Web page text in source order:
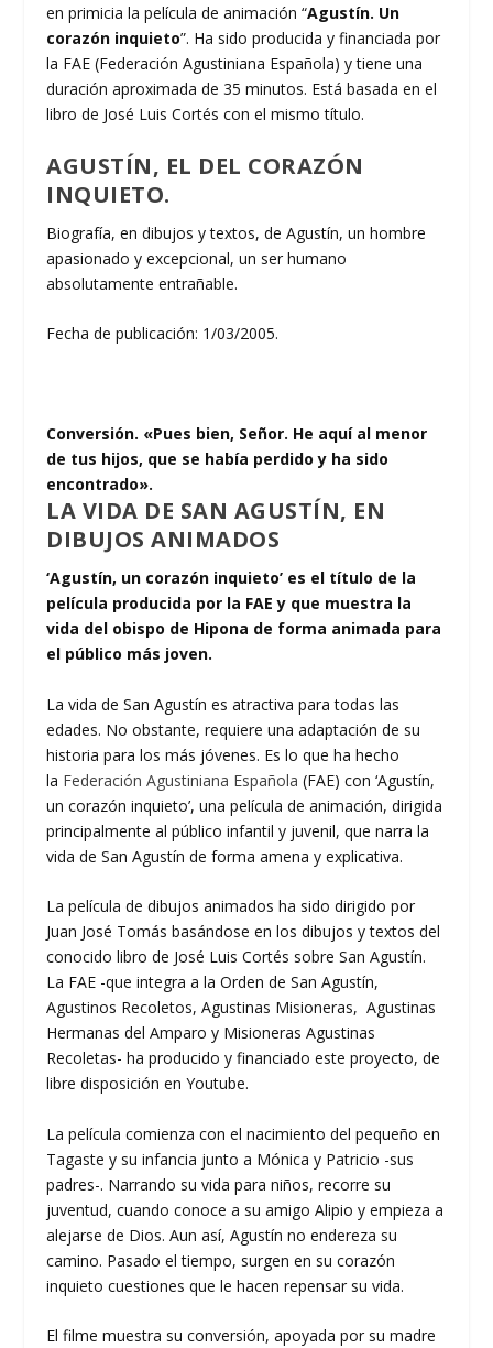
en primicia la película de animación “Agustín. Un
corazón inquieto”. Ha sido producida y financiada por
la FAE (Federación Agustiniana Española) y tiene una
duración aproximada de 35 minutos. Está basada en el
libro de José Luis Cortés con el mismo título.
AGUSTÍN, EL DEL CORAZÓN
INQUIETO.
Biografía, en dibujos y textos, de Agustín, un hombre
apasionado y excepcional, un ser humano
absolutamente entrañable.
Fecha de publicación: 1/03/2005.
Conversión. «Pues bien, Señor. He aquí al menor
de tus hijos, que se había perdido y ha sido
encontrado».
LA VIDA DE SAN AGUSTÍN, EN
DIBUJOS ANIMADOS
‘Agustín, un corazón inquieto’ es el título de la
película producida por la FAE y que muestra la
vida del obispo de Hipona de forma animada para
el público más joven.
La vida de San Agustín es atractiva para todas las
edades. No obstante, requiere una adaptación de su
historia para los más jóvenes. Es lo que ha hecho
la Federación Agustiniana Española (FAE) con ‘Agustín,
un corazón inquieto’, una película de animación, dirigida
principalmente al público infantil y juvenil, que narra la
vida de San Agustín de forma amena y explicativa.
La película de dibujos animados ha sido dirigido por
Juan José Tomás basándose en los dibujos y textos del
conocido libro de José Luis Cortés sobre San Agustín.
La FAE -que integra a la Orden de San Agustín,
Agustinos Recoletos, Agustinas Misioneras, Agustinas
Hermanas del Amparo y Misioneras Agustinas
Recoletas- ha producido y financiado este proyecto, de
libre disposición en Youtube.
La película comienza con el nacimiento del pequeño en
Tagaste y su infancia junto a Mónica y Patricio -sus
padres-. Narrando su vida para niños, recorre su
juventud, cuando conoce a su amigo Alipio y empieza a
alejarse de Dios. Aun así, Agustín no endereza su
camino. Pasado el tiempo, surgen en su corazón
inquieto cuestiones que le hacen repensar su vida.
El filme muestra su conversión, apoyada por su madre